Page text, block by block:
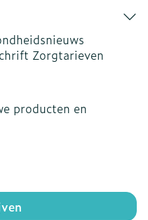
Zorgtarieven
producten en